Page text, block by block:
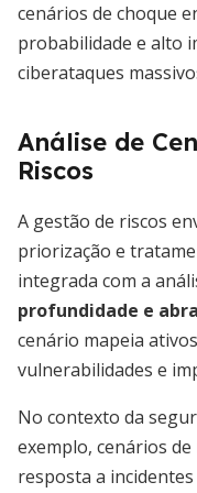
cenários de choque
probabilidade e alto
ciberataques
Análise de
Riscos
A gestão de riscos
priorização e
integrada com a
profundidade e
cenário mapeia
vulnerabilidades e
No contexto da
exemplo, cenários
resposta a